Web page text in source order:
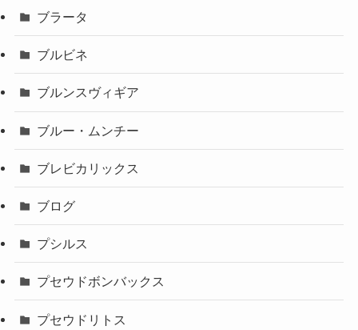
ブラータ
ブルビネ
ブルンスヴィギア
ブルー・ムンチー
ブレビカリックス
ブログ
プシルス
プセウドボンバックス
プセウドリトス